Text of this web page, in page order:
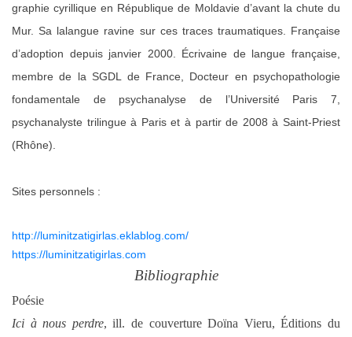
graphie cyrillique en République de Moldavie d’avant la chute du
Mur. Sa lalangue ravine sur ces traces traumatiques. Française
d’adoption depuis janvier 2000. Écrivaine de langue française,
membre de la SGDL de France, Docteur en psychopathologie
fondamentale de psychanalyse de l’Université Paris 7,
psychanalyste trilingue à Paris et à partir de 2008 à Saint-Priest
(Rhône).
Sites personnels :
http://luminitzatigirlas.eklablog.com/
https://luminitzatigirlas.com
Bibliographie
Poésie
Ici à nous perdre, ill. de couverture Doïna Vieru, Éditions du